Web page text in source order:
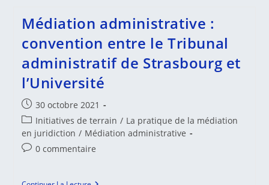
Médiation
–
N.
74
Médiation administrative :
convention entre le Tribunal
administratif de Strasbourg et
l’Université
Publication
publiée :
30 octobre 2021
Post
category:
Initiatives de terrain / La pratique de la médiation
en juridiction / Médiation administrative
Commentaires
0 commentaire